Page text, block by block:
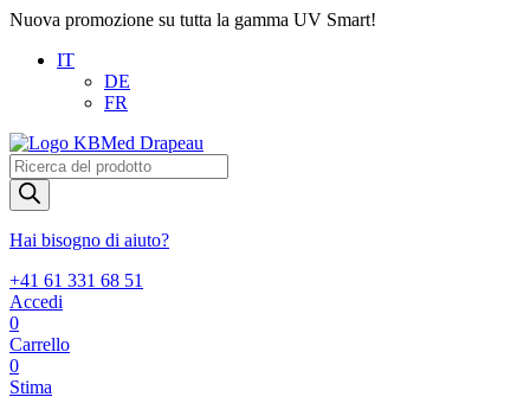
Nuova promozione su tutta la gamma UV Smart!
IT
DE
FR
Products
search
Hai bisogno di aiuto?
+41 61 331 68 51
Accedi
0
Carrello
0
Stima